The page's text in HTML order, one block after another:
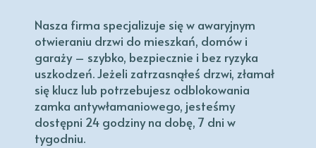
Nasza firma specjalizuje się w awaryjnym
otwieraniu drzwi do mieszkań, domów i
garaży – szybko, bezpiecznie i bez ryzyka
uszkodzeń. Jeżeli zatrzasnąłeś drzwi, złamał
się klucz lub potrzebujesz odblokowania
zamka antywłamaniowego, jesteśmy
dostępni 24 godziny na dobę, 7 dni w
tygodniu.